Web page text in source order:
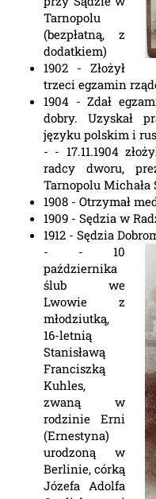
Tarnopolu
(bezpłatną, z
dodatkiem)
1902 - Złożył
trzeci egzamin
1904 - Zdał
dobry. Uzyskał
języku polskim i
- - 17.11.1904
radcy dworu,
Tarnopolu Michała
1908 - Otrzymał
1909 - Sędzia w
1912 - Sędzia
- - 10
października
ślub we
Lwowie z
młodziutką,
16-letnią
Stanisławą
Franciszką
Kuhles,
zwaną w
rodzinie Erni
(Ernestyna)
urodzoną w
Berlinie, córką
Józefa Adolfa